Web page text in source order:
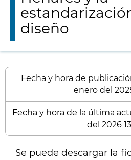
diseño
Fecha y hora de
enero del
Fecha y hora de la última
del 2026
Se puede descargar la